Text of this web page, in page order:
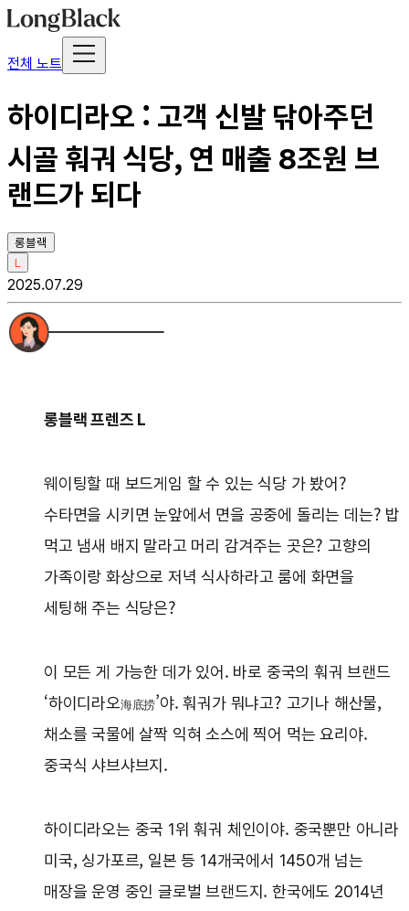
전체 노트
하이디라오 : 고객 신발 닦아주던
시골 훠궈 식당, 연 매출 8조원 브
랜드가 되다
롱블랙
L
2025.07.29
롱블랙 프렌즈 L
웨이팅할 때 보드게임 할 수 있는 식당 가 봤어?
수타면을 시키면 눈앞에서 면을 공중에 돌리는 데는? 밥
먹고 냄새 배지 말라고 머리 감겨주는 곳은? 고향의
가족이랑 화상으로 저녁 식사하라고 룸에 화면을
세팅해 주는 식당은?
이 모든 게 가능한 데가 있어. 바로 중국의 훠궈 브랜드
‘하이디라오海底捞’야. 훠궈가 뭐냐고? 고기나 해산물,
채소를 국물에 살짝 익혀 소스에 찍어 먹는 요리야.
중국식 샤브샤브지.
하이디라오는 중국 1위 훠궈 체인이야. 중국뿐만 아니라
미국, 싱가포르, 일본 등 14개국에서 1450개 넘는
매장을 운영 중인 글로벌 브랜드지. 한국에도 2014년